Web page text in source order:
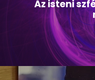
Az isteni